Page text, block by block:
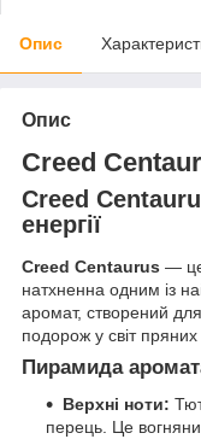
Опис
Опис
Creed
Creed
енергії
Creed Centaurus —
натхненна одним із
аромат, створений для
подорож у світ пряних
Пирамида
Верхні ноти:
перець. Це